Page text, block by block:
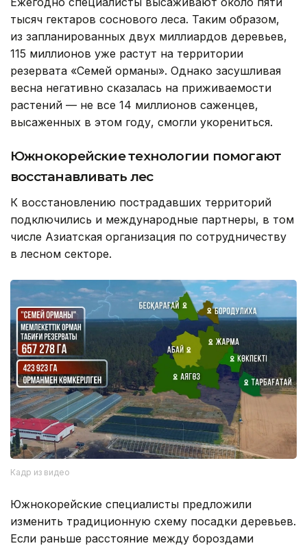
тысяч гектаров соснового леса. Таким образом,
из запланированных двух миллиардов деревьев,
115 миллионов уже растут на территории
резервата «Семей орманы». Однако засушливая
весна негативно сказалась на приживаемости
растений — не все 14 миллионов саженцев,
высаженных в этом году, смогли укорениться.
Южнокорейские технологии помогают
восстанавливать лес
К восстановлению пострадавших территорий
подключились и международные партнеры, в том
числе Азиатская организация по сотрудничеству
в лесном секторе.
Кадр из видео
Южнокорейские специалисты предложили
изменить традиционную схему посадки деревьев.
Если раньше расстояние между бороздами